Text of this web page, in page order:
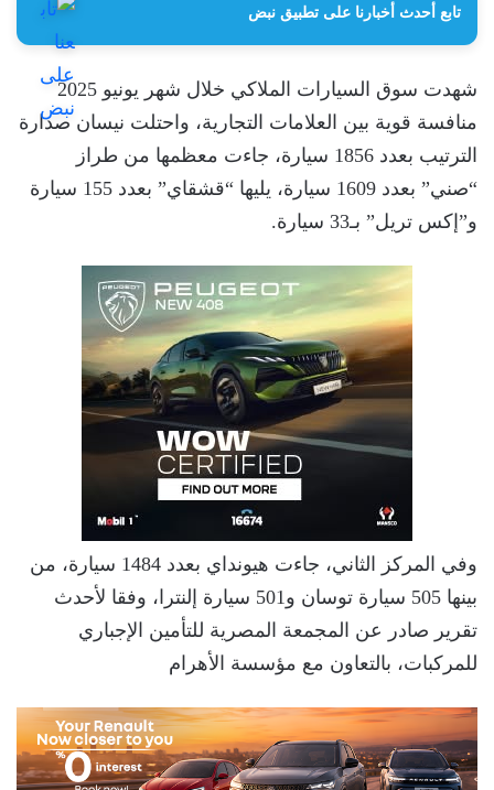
تابع أحدث أخبارنا على تطبيق نبض
شهدت سوق السيارات الملاكي خلال شهر يونيو 2025
منافسة قوية بين العلامات التجارية، واحتلت نيسان صدارة
الترتيب بعدد 1856 سيارة، جاءت معظمها من طراز
“صني” بعدد 1609 سيارة، يليها “قشقاي” بعدد 155 سيارة
و”إكس تريل” بـ33 سيارة.
وفي المركز الثاني، جاءت هيونداي بعدد 1484 سيارة، من
بينها 505 سيارة توسان و501 سيارة إلنترا، وفقا لأحدث
تقرير صادر عن المجمعة المصرية للتأمين الإجباري
للمركبات، بالتعاون مع مؤسسة الأهرام